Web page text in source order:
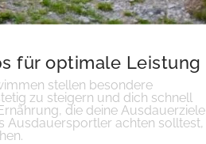
für optimale Leistung
stellen besondere
zu steigern und dich schnell
die deine Ausdauerziele
Ausdauersportler achten solltest,